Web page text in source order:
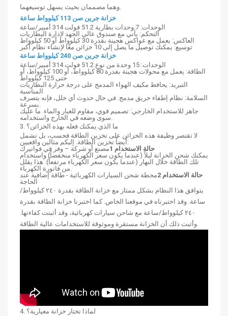
وهما مصممان بحيث يسهل توسيعهما.
خزانة جرين صن 113 كيلوواط ساعة
الوحدات: 7 وحدات بطارية 51.2 فولت 314 أمبير/ساعة
التحكم: يأتي مع صندوق عالي الجهد لإدارة البطاريات
العاكس: يعمل مع عواكس هجينة بقدرة 30 كيلوواط أو 50 كيلوواط
توسيع: يمكنك توصيل ما يصل إلى 10 خزائن معًا لإنشاء نظام أكبر
خزانة جرين صن 240 كيلوواط ساعة
الوحدات: 15 وحدة من نوع 51.2 فولت 314 أمبير/ساعة
الطاقة: يعمل مع محولات هجينة بقدرة 80 كيلوواط، أو 100 كيلوواط، أو
حتى 125 كيلوواط
التبريد: يحافظ مكيف الهواء المدمج على درجة حرارة البطاريات
المناسبة
السلامة: نظام إطفاء حريق مدمج. في حال حدوث أي خلل، فإنه يتصرف
بسرعة.
جاهز للاستخدام الخارجي: تصميم قوي، مقاوم للغبار والماء. ما عليك
سوى وضعه في الخارج واستخدامه.
3. ما الذي يمكنك فعله بهذه الخزائن؟
لا تقتصر وظيفة هذه الخزائن على تخزين الطاقة فحسب، بل تشمل
أيضاً تخزين الطاقة. إليكم مثالين واقعيين:
حالة الاستخدام 1
مصنع أو شركة – وفر في فواتيرك
يمكنك شحن الخزانة ليلاً (عندما يكون سعر الكهرباء منخفضاً) واستخدام
تلك الطاقة خلال النهار (عندما يكون سعر الكهرباء مرتفعاً). هذا يقلل
من فاتورة الكهرباء.
حالة الاستخدام 2
محطة شحن السيارات الكهربائية - طاقة إضافية عند
الحاجة
يتوافق هذا النظام بشكل ممتاز مع خزانة الطاقة بقدرة ٢٤٠ كيلوواط/
ساعة. وقد اختبرناه في موقعنا الخاص. كما اختبرنا خزانة الطاقة بقدرة
٢٤٠ كيلوواط/ساعة مع شاحن سيارات كهربائية، وقد أثبتت كفاءتها.
وأثبت ذلك أن الخزانة مستقرة وموثوقة للاستخدامات عالية الطاقة.
4. لماذا تختار خزانة معيارية؟